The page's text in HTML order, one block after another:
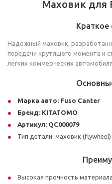
Маховик для
Краткое
Надёжный маховик,
передачи крутящего момента и
лёгких коммерческих
Марка авто: Fuso Canter
Бренд: KITATOMO
Артикул: QC000079
Тип детали: маховик (flywheel)
Высокая прочность